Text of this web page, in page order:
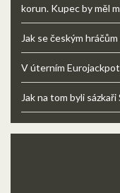
korun. Kupec by měl
Jak se českým
V úterním
Jak na tom byli